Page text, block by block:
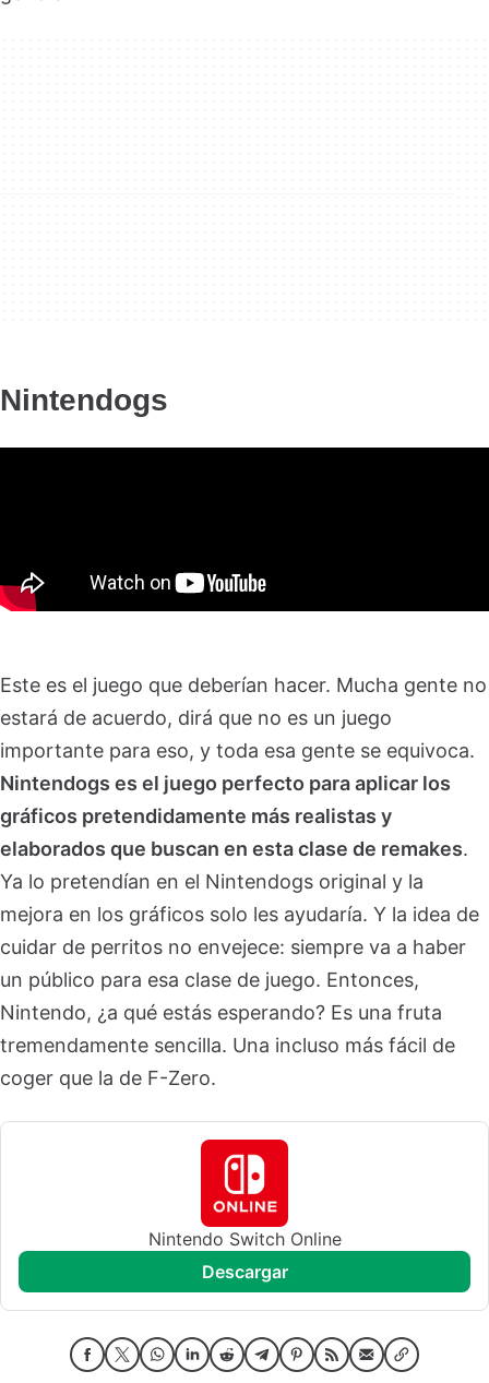
Nintendogs
Este es el juego que deberían hacer. Mucha gente no
estará de acuerdo, dirá que no es un juego
importante para eso, y toda esa gente se equivoca.
Nintendogs es el juego perfecto para aplicar los
gráficos pretendidamente más realistas y
elaborados que buscan en esta clase de remakes.
Ya lo pretendían en el Nintendogs original y la
mejora en los gráficos solo les ayudaría. Y la idea de
cuidar de perritos no envejece: siempre va a haber
un público para esa clase de juego. Entonces,
Nintendo, ¿a qué estás esperando? Es una fruta
tremendamente sencilla. Una incluso más fácil de
coger que la de F-Zero.
Nintendo Switch Online
descargar